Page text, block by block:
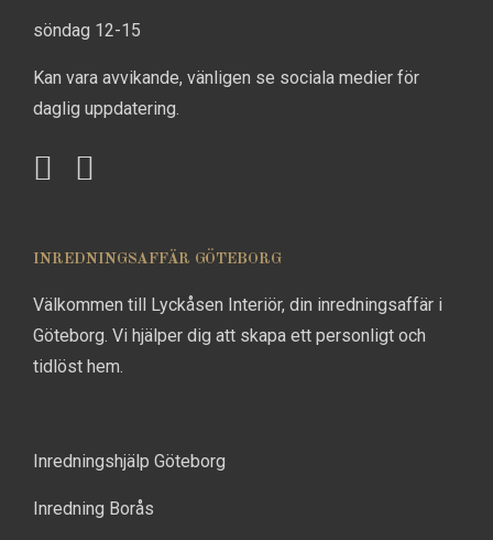
söndag 12-15
Kan vara avvikande, vänligen se sociala medier för
daglig uppdatering.
INREDNINGSAFFÄR GÖTEBORG
Välkommen till Lyckåsen Interiör, din inredningsaffär i
Göteborg. Vi hjälper dig att skapa ett personligt och
tidlöst hem.
Inredningshjälp Göteborg
Inredning Borås